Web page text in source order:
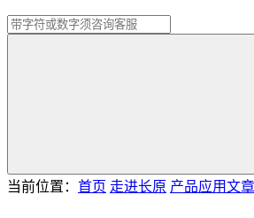
当前位置： 首页 走进长原 产品应用文章